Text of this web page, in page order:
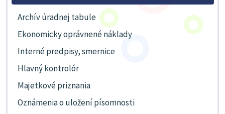
Archív úradnej tabule
Ekonomicky oprávnené náklady
Interné predpisy, smernice
Hlavný kontrolór
Majetkové priznania
Oznámenia o uložení písomnosti